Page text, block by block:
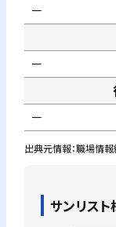
－
－
－
出典元情報：職場情報
サンリス